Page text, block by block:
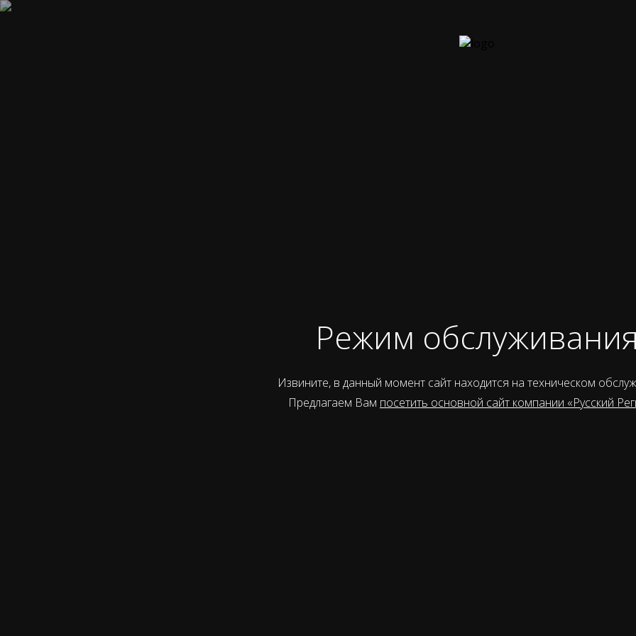
Режим обслуживания
Извините, в данный момент сайт находится на техническом
Предлагаем Вам посетить основной сайт компании «Русский